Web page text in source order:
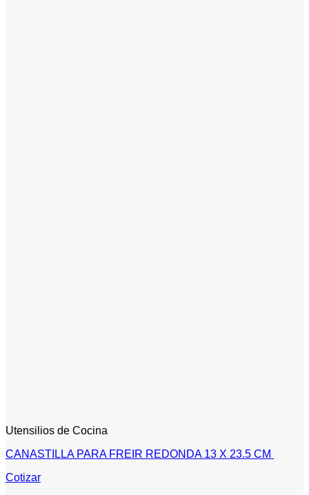
Utensilios de Cocina
CANASTILLA PARA FREIR REDONDA 13 X 23.5 CM
Cotizar